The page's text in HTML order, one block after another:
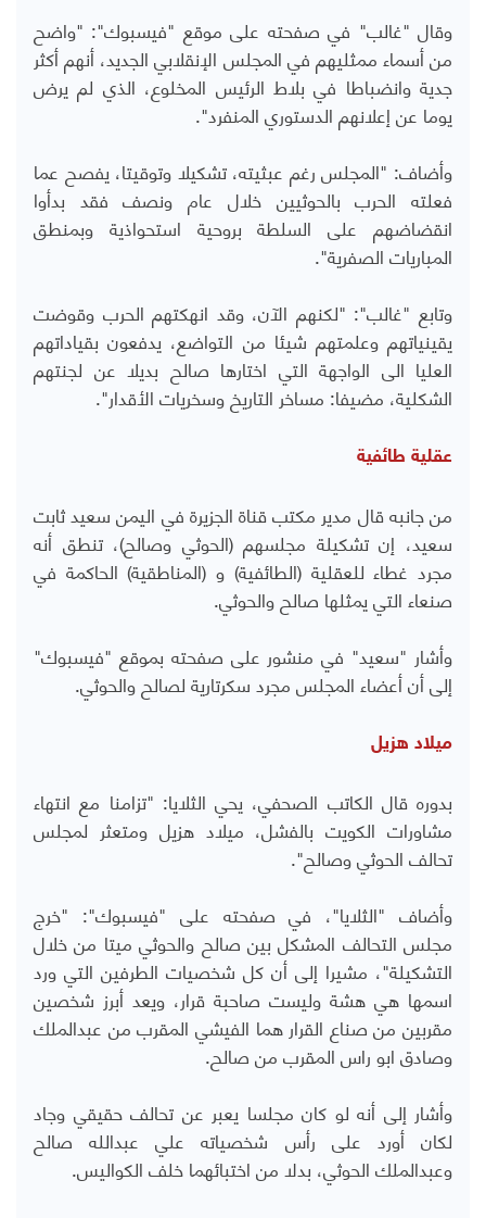
وقال "غالب" في صفحته على موقع "فيسبوك": "واضح
من أسماء ممثليهم في المجلس الإنقلابي الجديد، أنهم أكثر
جدية وانضباطا في بلاط الرئيس المخلوع، الذي لم يرض
يوما عن إعلانهم الدستوري المنفرد".
وأضاف: "المجلس رغم عبثيته، تشكيلا وتوقيتا، يفصح عما
فعلته الحرب بالحوثيين خلال عام ونصف فقد بدأوا
انقضاضهم على السلطة بروحية استحواذية وبمنطق
المباريات الصفرية".
وتابع "غالب": "لكنهم الآن، وقد انهكتهم الحرب وقوضت
يقينياتهم وعلمتهم شيئا من التواضع، يدفعون بقياداتهم
العليا الى الواجهة التي اختارها صالح بديلا عن لجنتهم
الشكلية، مضيفا: مساخر التاريخ وسخريات الأقدار".
عقلية طائفية
من جانبه قال مدير مكتب قناة الجزيرة في اليمن سعيد ثابت
سعيد، إن تشكيلة مجلسهم (الحوثي وصالح)، تنطق أنه
مجرد غطاء للعقلية (الطائفية) و (المناطقية) الحاكمة في
صنعاء التي يمثلها صالح والحوثي.
وأشار "سعيد" في منشور على صفحته بموقع "فيسبوك"
إلى أن أعضاء المجلس مجرد سكرتارية لصالح والحوثي.
ميلاد هزيل
بدوره قال الكاتب الصحفي، يحي الثلايا: "تزامنا مع انتهاء
مشاورات الكويت بالفشل، ميلاد هزيل ومتعثر لمجلس
تحالف الحوثي وصالح".
وأضاف "الثلايا"، في صفحته على "فيسبوك": "خرج
مجلس التحالف المشكل بين صالح والحوثي ميتا من خلال
التشكيلة"، مشيرا إلى أن كل شخصيات الطرفين التي ورد
اسمها هي هشة وليست صاحبة قرار، ويعد أبرز شخصين
مقربين من صناع القرار هما الفيشي المقرب من عبدالملك
وصادق ابو راس المقرب من صالح.
وأشار إلى أنه لو كان مجلسا يعبر عن تحالف حقيقي وجاد
لكان أورد على رأس شخصياته علي عبدالله صالح
وعبدالملك الحوثي، بدلا من اختبائهما خلف الكواليس.